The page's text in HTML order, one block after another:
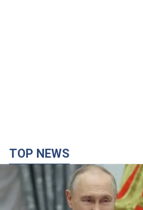
TOP NEWS